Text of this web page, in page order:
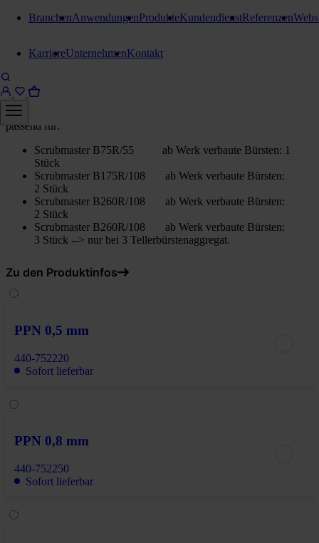
BranchenAnwendungenProdukteKundendienstReferenzen
KarriereUnternehmenKontakt
Bürste 550mm AquaSafe
PA 6 Korn 180
passend für:
Scrubmaster B75R/55 ab Werk verbaute Bürsten: 1
Stück
Scrubmaster B175R/108 ab Werk verbaute Bürsten:
2 Stück
Scrubmaster B260R/108 ab Werk verbaute Bürsten:
2 Stück
Scrubmaster B260R/108 ab Werk verbaute Bürsten:
3 Stück --> nur bei 3 Tellerbürstenaggregat.
Zu den Produktinfos
PPN 0,5 mm
440-752220
Sofort lieferbar
PPN 0,8 mm
440-752250
Sofort lieferbar